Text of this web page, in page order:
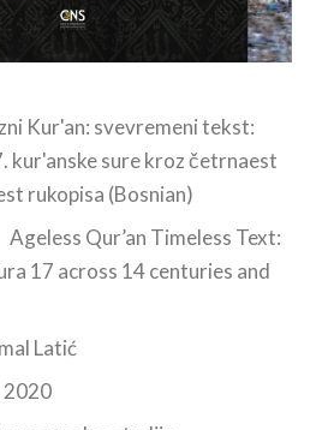
Kur'an: svevremeni tekst:
kur'anske sure kroz četrnaest
rukopisa (Bosnian)
Ageless Qur’an Timeless Text:
17 across 14 centuries and
Latić
2020